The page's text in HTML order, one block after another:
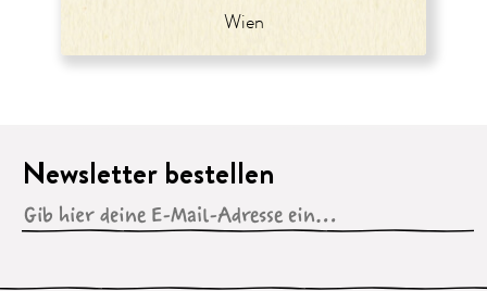
Wien
Newsletter bestellen